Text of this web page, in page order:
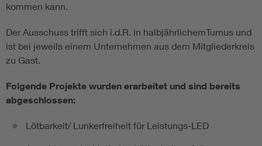
kommen kann.
Der Ausschuss trifft sich i.d.R. in halbjährlichemTurnus und
ist bei jeweils einem Unternehmen aus dem Mitgliederkreis
zu Gast.
Folgende Projekte wurden erarbeitet und sind bereits
abgeschlossen:
Lötbarkeit/ Lunkerfreiheit für Leistungs-LED